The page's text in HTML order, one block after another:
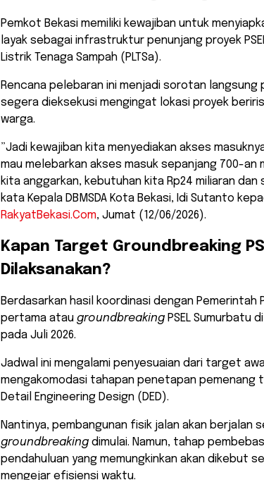
​Pemkot Bekasi memiliki kewajiban untuk
layak sebagai infrastruktur penunjang proyek
Listrik Tenaga Sampah (PLTSa).
Rencana pelebaran ini menjadi sorotan langsung
segera dieksekusi mengingat lokasi proyek
warga.
​”Jadi kewajiban kita menyediakan akses
mau melebarkan akses masuk sepanjang 700-an
kita anggarkan, kebutuhan kita Rp24 miliaran dan
kata Kepala DBMSDA Kota Bekasi, Idi Sutanto
RakyatBekasi.Com, Jumat (12/06/2026).
​Kapan Target Groundbreaking
Dilaksanakan?
​Berdasarkan hasil koordinasi dengan
pertama atau groundbreaking PSEL Sumurbatu
pada Juli 2026.
Jadwal ini mengalami penyesuaian dari target
mengakomodasi tahapan penetapan pemenang
Detail Engineering Design (DED).
​Nantinya, pembangunan fisik jalan akan berjalan
groundbreaking dimulai. Namun, tahap
pendahuluan yang memungkinkan akan dikebut
mengejar efisiensi waktu.